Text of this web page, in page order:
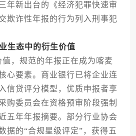
年新出台的《经济犯罪快速审
欺诈性年报的行为列入刑事犯
生态中的衍生价值
规范的年报正在成为喀麦
心要素。商业银行已将企业连
信贷评分模型，优质申报者享
购委员会在资格预审阶段强制
五年年报摘要。部分行业协会
据的“合规星级评定”，获得五